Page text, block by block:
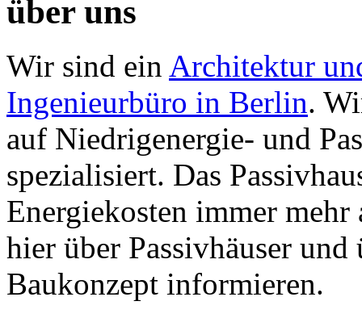
über uns
Wir sind ein Architektur
Ingenieurbüro in Berlin.
auf Niedrigenergie- und
spezialisiert. Das
Energiekosten immer
hier über Passivhäuser und
Baukonzept informieren.